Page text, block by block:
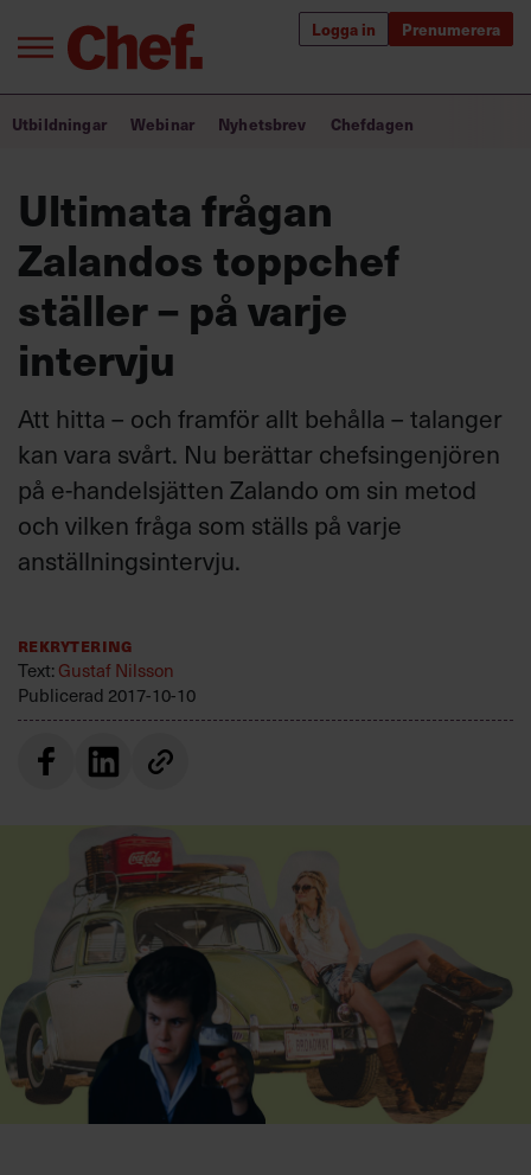
Logga in Prenumerera
Logga in
Prenumerera
Annonsera
Om oss
Kontakta oss
Kundservice
Villkor och policy för
personuppgiftsbehandling
Sök
efter:
Bra ledare förändrar världen
Innehåll från Chef
Utbildning för ledare
Chefakademin+
Populära utbildningar
Utbildningar Webinar Nyhetsbrev Chefdagen
Ultimata frågan
Zalandos toppchef
ställer – på varje
intervju
Att hitta – och framför allt behålla – talanger
kan vara svårt. Nu berättar chefsingenjören
på e-handelsjätten Zalando om sin metod
och vilken fråga som ställs på varje
anställningsintervju.
Rekrytering
Text:Gustaf Nilsson
Publicerad 2017-10-10